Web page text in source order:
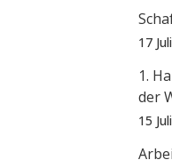
17
1.
der
15